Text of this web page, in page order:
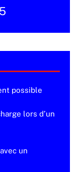
possible
lors d’un
un